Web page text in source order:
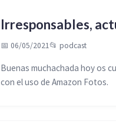
Irresponsables,
📅 06/05/2021📂 podcast
Buenas muchachada hoy os
con el uso de Amazon Fotos.